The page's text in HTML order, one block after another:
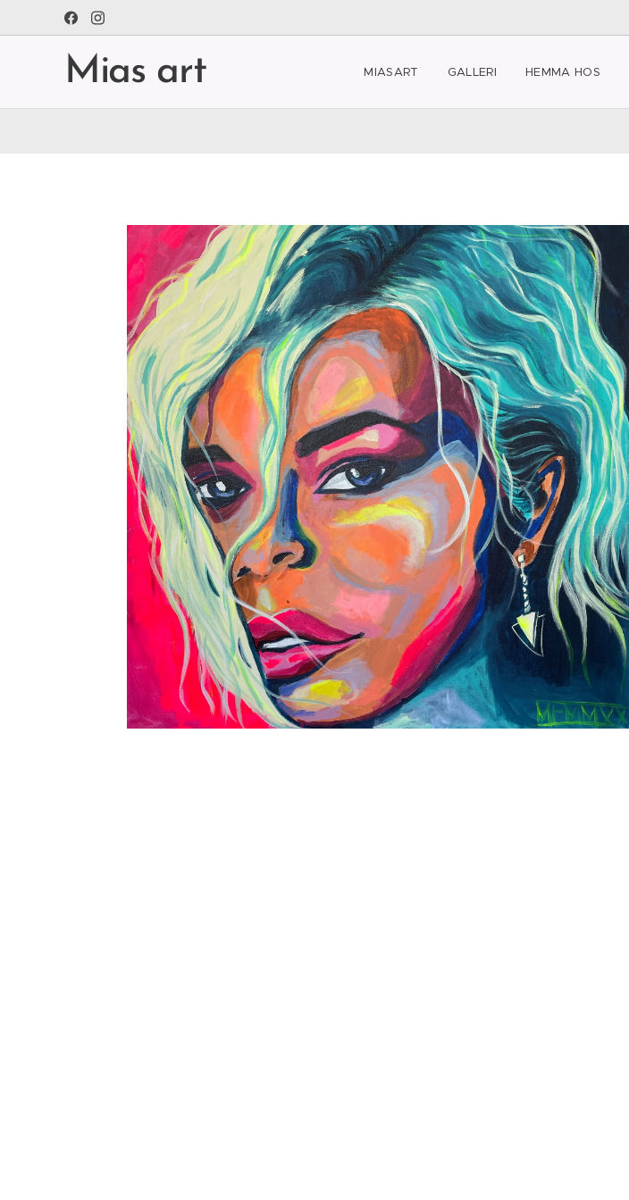
Mias art MIASART GALLERI HEMMA HOS